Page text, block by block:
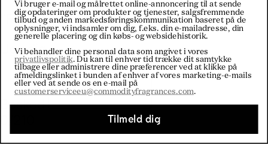
Vi bruger e-mail og målrettet online-annoncering til at sende
dig opdateringer om produkter og tjenester, salgsfremmende
tilbud og anden markedsføringskommunikation baseret på de
oplysninger, vi indsamler om dig, f.eks. din e-mailadresse, din
generelle placering og din købs- og websidehistorik.
Vi behandler dine personal data som angivet i vores
privatlivspolitik. Du kan til enhver tid trække dit samtykke
tilbage eller administrere dine præferencer ved at klikke på
afmeldingslinket i bunden af enhver af vores marketing-e-mails
eller ved at sende os en e-mail på
customerserviceeu@commodityfragrances.com.
Tilmeld dig